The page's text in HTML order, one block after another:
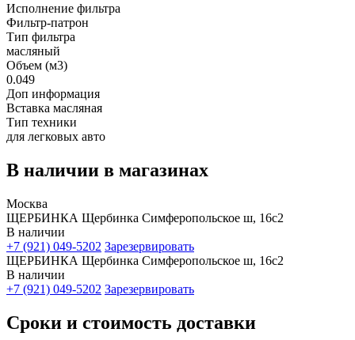
Исполнение фильтра
Фильтр-патрон
Тип фильтра
масляный
Объем (м3)
0.049
Доп информация
Вставка масляная
Тип техники
для легковых авто
В наличии в магазинах
Москва
ЩЕРБИНКА Щербинка Симферопольское ш, 16с2
В наличии
+7 (921) 049-5202 Зарезервировать
ЩЕРБИНКА Щербинка Симферопольское ш, 16с2
В наличии
+7 (921) 049-5202 Зарезервировать
Сроки и стоимость доставки